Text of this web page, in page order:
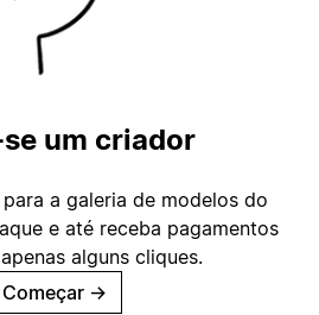
um criador
a galeria de modelos do
e até receba pagamentos
alguns cliques.
Começar →